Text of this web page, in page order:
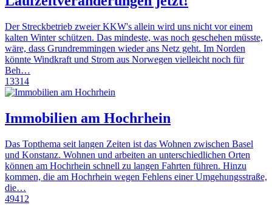
Der Streckbetrieb zweier KKW's allein wird uns nicht vor einem
kalten Winter schützen. Das mindeste, was noch geschehen müsste,
wäre, dass Grundremmingen wieder ans Netz geht. Im Norden
könnte Windkraft und Strom aus Norwegen vielleicht noch für
Beh…
13314
Immobilien am Hochrhein
Das Topthema seit langen Zeiten ist das Wohnen zwischen Basel
und Konstanz. Wohnen und arbeiten an unterschiedlichen Orten
können am Hochrhein schnell zu langen Fahrten führen. Hinzu
kommen, die am Hochrhein wegen Fehlens einer Umgehungsstraße,
die…
49412